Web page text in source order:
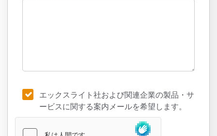
エックスライト社および関連企業の製品・サ
ービスに関する案内メールを希望します。